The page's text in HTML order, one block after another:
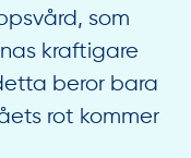
som
kraftigare
beror bara
rot kommer